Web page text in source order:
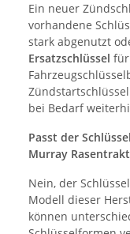
Ein neuer
vorhandene
stark abgenutzt
Ersatzschlüssel für
bei Bedarf
Passt der
Murray
Nein, der
Modell dieser
können